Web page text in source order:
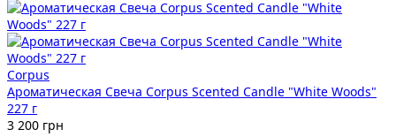
Corpus
Ароматическая Свеча Corpus Scented Candle "White Woods"
227 г
3 200 грн